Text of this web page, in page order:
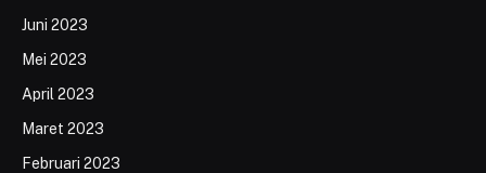
Juni 2023
Mei 2023
April 2023
Maret 2023
Februari 2023